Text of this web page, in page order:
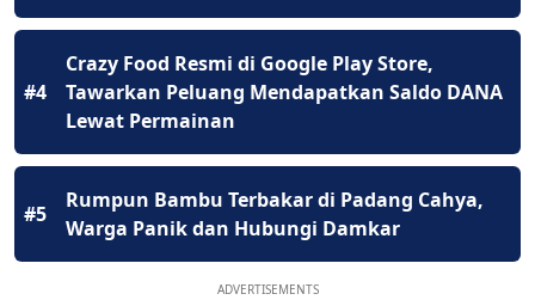
#4
Crazy Food Resmi di Google Play Store,
Tawarkan Peluang Mendapatkan Saldo DANA
Lewat Permainan
#5
Rumpun Bambu Terbakar di Padang Cahya,
Warga Panik dan Hubungi Damkar
ADVERTISEMENTS